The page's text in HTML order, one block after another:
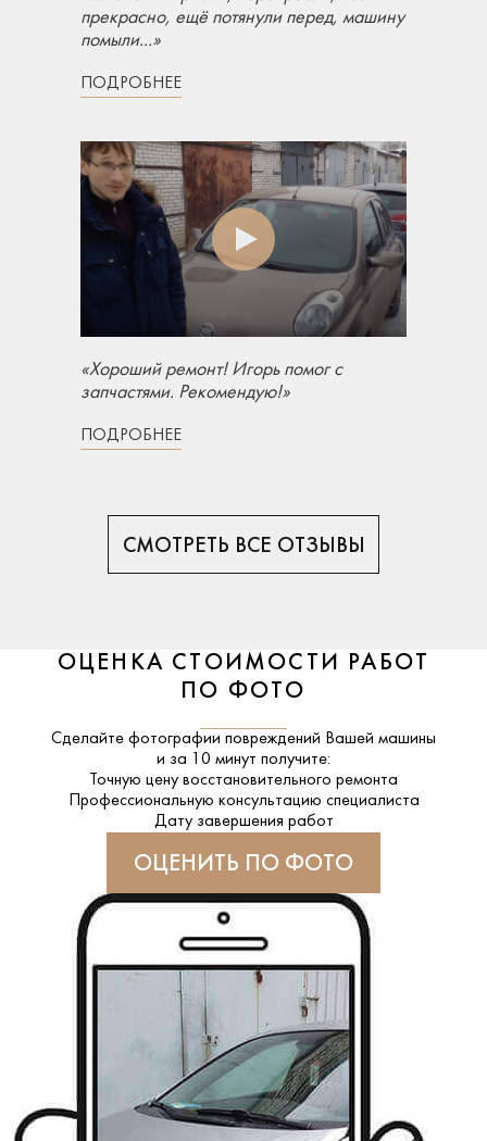
прекрасно, ещё потянули перед, машину
помыли...»
ПОДРОБНЕЕ
«Хороший ремонт! Игорь помог с
запчастями. Рекомендую!»
ПОДРОБНЕЕ
СМОТРЕТЬ ВСЕ ОТЗЫВЫ
ОЦЕНКА СТОИМОСТИ РАБОТ
ПО ФОТО
Сделайте фотографии повреждений Вашей машины
и за 10 минут получите:
Точную цену восстановительного ремонта
Профессиональную консультацию специалиста
Дату завершения работ
ОЦЕНИТЬ ПО ФОТО